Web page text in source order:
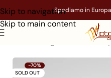
Skip to navigation
Skip to main content
Spediamo in
-70%
SOLD OUT